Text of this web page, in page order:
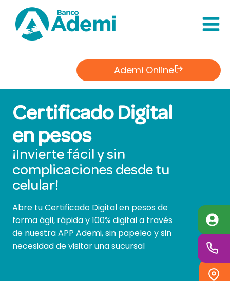
Contenido
Ademi Online
Certificado Digital
en pesos
¡Invierte fácil y sin
complicaciones desde tu
celular!
Abre tu Certificado Digital en pesos de
forma ágil, rápida y 100% digital a través
de nuestra APP Ademi, sin papeleo y sin
necesidad de visitar una sucursal